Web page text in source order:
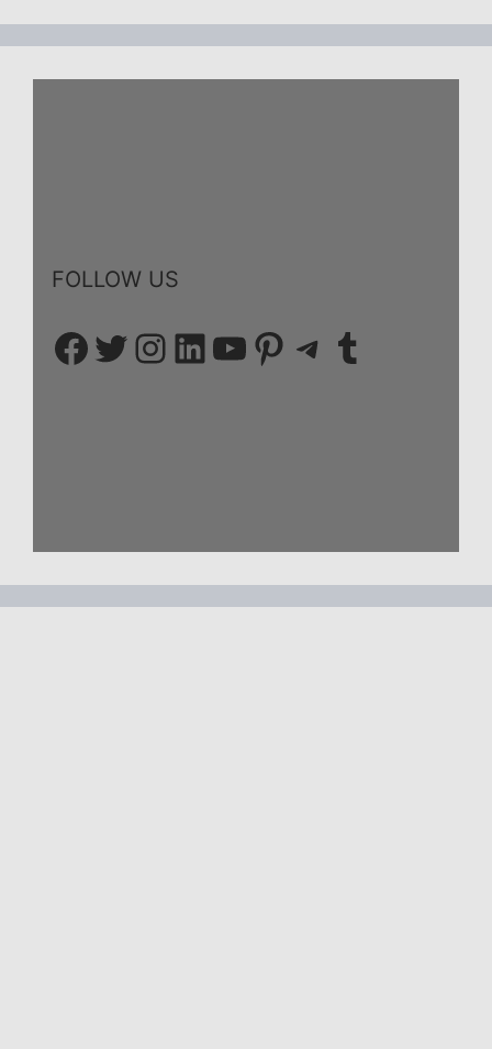
FOLLOW US
Facebook
Twitter
Instagram
LinkedIn
YouTube
Pinterest
Telegram
Tumblr